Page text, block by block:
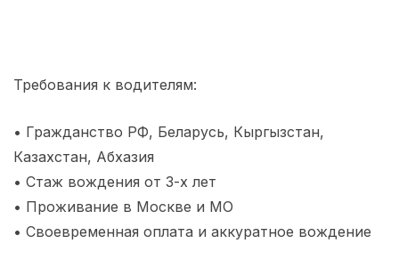
Требования к водителям:
• Гражданство РФ, Беларусь, Кыргызстан,
Казахстан, Абхазия
• Стаж вождения от 3-х лет
• Проживание в Москве и МО
• Своевременная оплата и аккуратное вождение